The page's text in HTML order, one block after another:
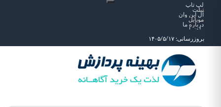
لپ تاپ
تبلت
آل این وان
موبایل
درباره ما
راهنما
بروزرسانی: ۱۴۰۵/۵/۱۷